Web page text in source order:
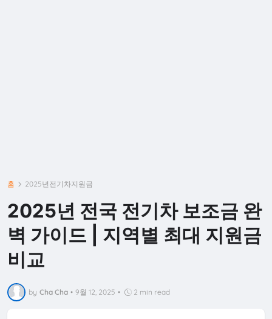
홈 2025년전기차지원금
2025년 전국 전기차 보조금 완
벽 가이드 | 지역별 최대 지원금
비교
by Cha Cha • 9월 12, 2025 • 2 min read